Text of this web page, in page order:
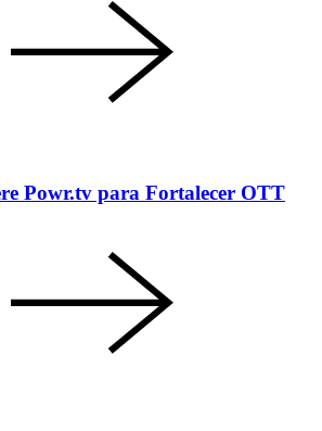
Powr.tv para Fortalecer OTT